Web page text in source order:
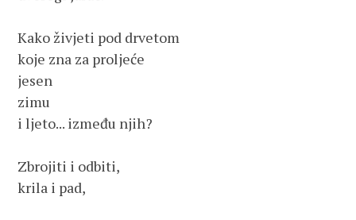
Kako živjeti pod drvetom
koje zna za proljeće
jesen
zimu
i ljeto... između njih?
Zbrojiti i odbiti,
krila i pad,